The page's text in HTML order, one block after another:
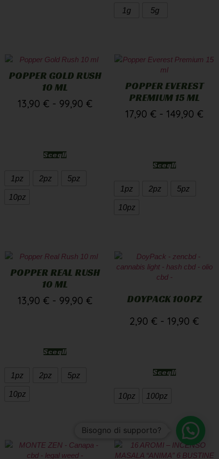
1g 5g
POPPER GOLD RUSH
10 ML
13,90 € - 99,90 €
Scegli
1pz 2pz 5pz
10pz
POPPER EVEREST
PREMIUM 15 ML
17,90 € - 149,90 €
Scegli
1pz 2pz 5pz
10pz
POPPER REAL RUSH
10 ML
13,90 € - 99,90 €
Scegli
1pz 2pz 5pz
10pz
DOYPACK 100PZ
2,90 € - 19,90 €
Scegli
10pz 100pz
Bisogno di supporto?